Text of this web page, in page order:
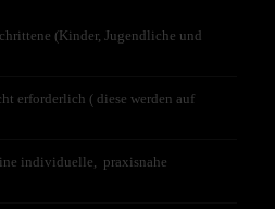
(Kinder, Jugendliche und
erforderlich ( diese werden auf
individuelle, praxisnahe